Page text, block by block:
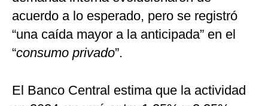
acuerdo a lo esperado, pero se registró
“una caída mayor a la anticipada” en el
“consumo privado”.
El Banco Central estima que la actividad